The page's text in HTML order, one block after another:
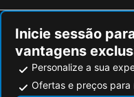
Inicie sessão
vantagens
Personalize a sua
Ofertas e preços para